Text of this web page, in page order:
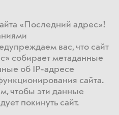
«Последний адрес»!
вас, что сайт
собирает метаданные
об IP-адресе
сайта​.
чтобы эти данные
покинуть сайт.